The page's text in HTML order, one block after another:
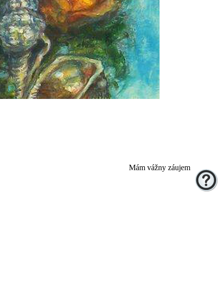
Mám vážny záujem